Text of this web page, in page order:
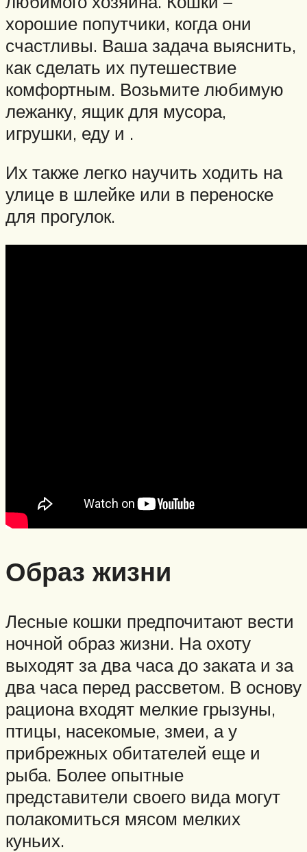
хорошие попутчики, когда они
счастливы. Ваша задача выяснить,
как сделать их путешествие
комфортным. Возьмите любимую
лежанку, ящик для мусора,
игрушки, еду и .
Их также легко научить ходить на
улице в шлейке или в переноске
для прогулок.
Образ жизни
Лесные кошки предпочитают вести
ночной образ жизни. На охоту
выходят за два часа до заката и за
два часа перед рассветом. В основу
рациона входят мелкие грызуны,
птицы, насекомые, змеи, а у
прибрежных обитателей еще и
рыба. Более опытные
представители своего вида могут
полакомиться мясом мелких
куньих.